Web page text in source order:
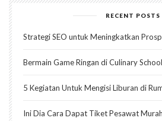
RECENT POSTS
Strategi SEO untuk Meningkatkan
Bermain Game Ringan di Culinary
5 Kegiatan Untuk Mengisi Liburan di
Ini Dia Cara Dapat Tiket Pesawat Murah